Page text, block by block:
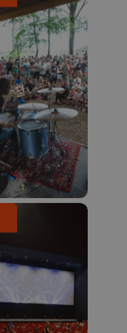
5x2
le
🌿🎶
9 août,
CUT x
✨
- 2 places à